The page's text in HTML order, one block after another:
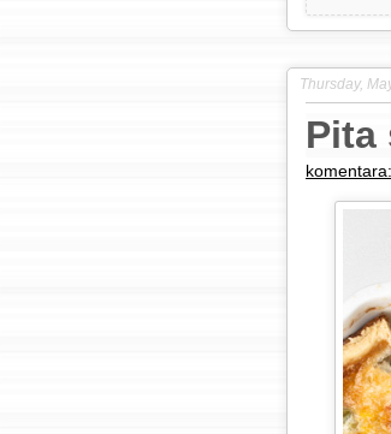
Thursday,
Pita